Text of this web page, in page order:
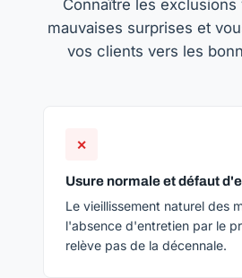
Connaître les exclusions
mauvaises surprises et
vos clients vers les
✕
Usure normale et défaut
Le vieillissement naturel des
l'absence d'entretien par le
relève pas de la décennale.